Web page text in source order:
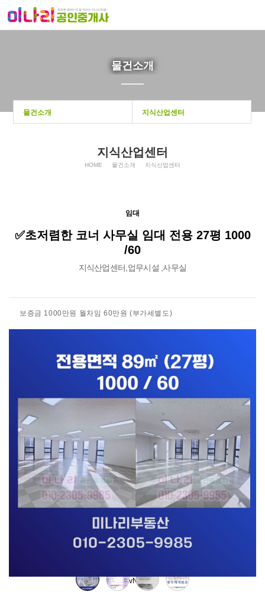
물건소개
물건소개 지식산업센터
지식산업센터
HOME 물건소개 지식산업센터
임대
✅초저렴한 코너 사무실 임대 전용 27평 1000
/60
지식산업센터,업무시설 ,사무실
보증금 1000만원 월차임 60만원 (부가세별도)
PrevNext